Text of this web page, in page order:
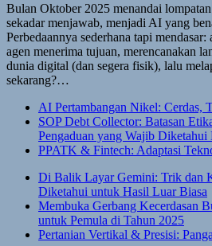
Bulan Oktober 2025 menandai
sekadar menjawab, menjadi AI yang
Perbedaannya sederhana tapi
agen menerima tujuan, merencanakan
dunia digital (dan segera fisik), lalu
sekarang?…
AI Pertambangan Nikel: Cerdas,
SOP Debt Collector: Batasan
Pengaduan yang Wajib Diketahui
PPATK & Fintech: Adaptasi
Di Balik Layar Gemini: Trik dan
Diketahui untuk Hasil Luar Biasa
Membuka Gerbang Kecerdasan
untuk Pemula di Tahun 2025
Pertanian Vertikal & Presisi: